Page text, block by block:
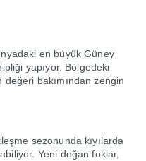
en büyük Güney
yapıyor. Bölgedeki
bakımından zengin
sezonunda kıyılarda
Yeni doğan foklar,